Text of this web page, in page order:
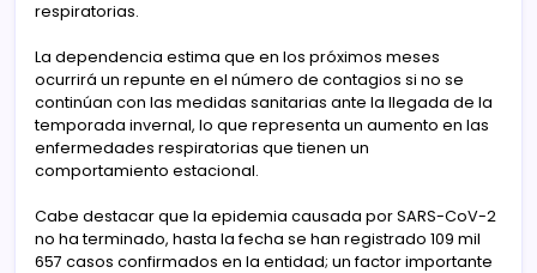
respiratorias.
La dependencia estima que en los próximos meses
ocurrirá un repunte en el número de contagios si no se
continúan con las medidas sanitarias ante la llegada de la
temporada invernal, lo que representa un aumento en las
enfermedades respiratorias que tienen un
comportamiento estacional.
Cabe destacar que la epidemia causada por SARS-CoV-2
no ha terminado, hasta la fecha se han registrado 109 mil
657 casos confirmados en la entidad; un factor importante